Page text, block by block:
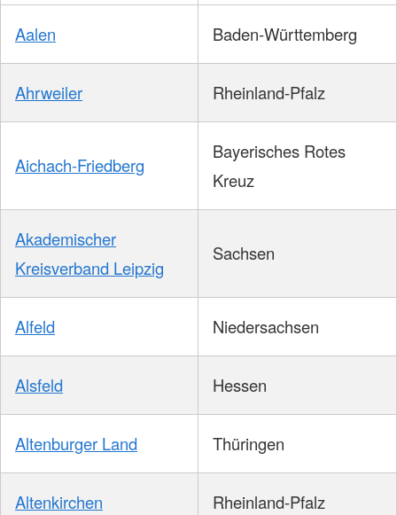
Aalen Baden-Württemberg
Ahrweiler Rheinland-Pfalz
Aichach-Friedberg
Bayerisches Rotes
Kreuz
Akademischer
Kreisverband Leipzig
Sachsen
Alfeld Niedersachsen
Alsfeld Hessen
Altenburger Land Thüringen
Altenkirchen Rheinland-Pfalz